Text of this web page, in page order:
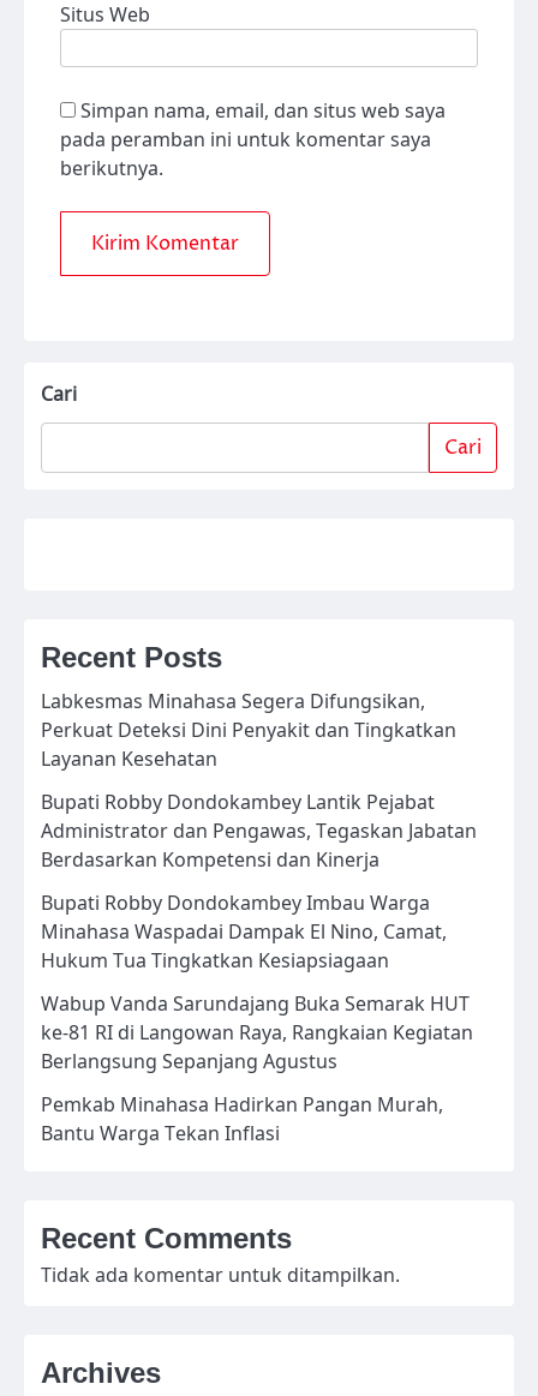
Situs Web
Simpan nama, email, dan situs web saya
pada peramban ini untuk komentar saya
berikutnya.
Cari
Cari
Recent Posts
Labkesmas Minahasa Segera Difungsikan,
Perkuat Deteksi Dini Penyakit dan Tingkatkan
Layanan Kesehatan
Bupati Robby Dondokambey Lantik Pejabat
Administrator dan Pengawas, Tegaskan Jabatan
Berdasarkan Kompetensi dan Kinerja
Bupati Robby Dondokambey Imbau Warga
Minahasa Waspadai Dampak El Nino, Camat,
Hukum Tua Tingkatkan Kesiapsiagaan
Wabup Vanda Sarundajang Buka Semarak HUT
ke-81 RI di Langowan Raya, Rangkaian Kegiatan
Berlangsung Sepanjang Agustus
Pemkab Minahasa Hadirkan Pangan Murah,
Bantu Warga Tekan Inflasi
Recent Comments
Tidak ada komentar untuk ditampilkan.
Archives